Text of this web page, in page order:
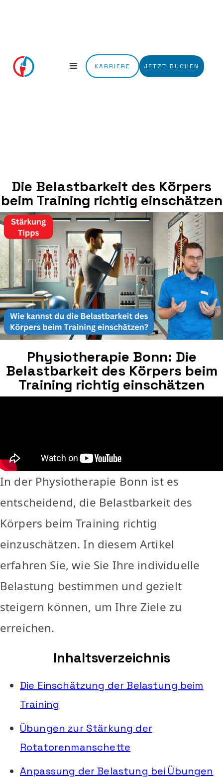
KARRIERE JETZT BUCHEN
Die Belastbarkeit des Körpers
beim Training richtig einschätzen
Physiotherapie Bonn: Die
Belastbarkeit des Körpers beim
Training richtig einschätzen
In der Physiotherapie Bonn ist es
entscheidend, die Belastbarkeit des
Körpers beim Training richtig
einzuschätzen. In diesem Artikel
erfahren Sie, wie Sie Ihre individuelle
Belastung bestimmen und gezielt
steigern können, um Ihre Ziele zu
erreichen.
Inhaltsverzeichnis
Die Einschätzung der Belastung beim
Training
Übungen zur Stärkung der
Rotatorenmanschette
Anpassung der Belastung bei Übungen